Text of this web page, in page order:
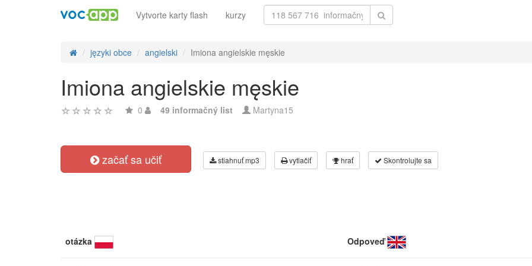
Vytvorte karty flash kurzy
języki obce angielski Imiona angielskie męskie
Imiona angielskie męskie
0 49 informačný list Martyna15
začať sa učiť stiahnuť mp3 vytlačiť hrať Skontrolujte sa
otázka Odpoveď